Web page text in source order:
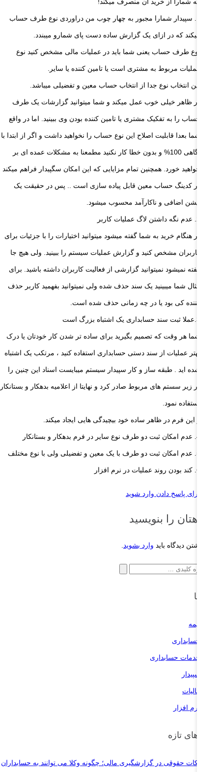
1. سپیدار شمارا مجبور به چهار چوب من دراوردی نوع طرف حساب
میکند که در ازای یک گزارش ساده دست پای شمارو میبندد.
نوع طرف حساب یعنی شما باید در عملیات مالی مشخص کنید نوع
عملیات مربوط به مشتری است یا تامین کننده یا سایر.
این انتخاب نوع جدا از انتخاب حساب معین و تفضیلی میباشد.
در ظاهر خیلی خوب عمل میکند و شما میتوانید گزارشات یک طرف
حساب را به تفکیک مشتری یا تامین کننده بودن وی ببینید. اما در واقع
شما بعدا قابلیت اصلاح این نوع حساب را نخواهید داشت و اگر از ابتدا با
آگاهی 100% و بدون خطا کار نکنید مطمعنا به مشکلات عمده ای بر
خواهید خورد. همچنین تمام مزایایی که این امکان سگپیدار فراهم میکند
در کدینگ حساب معین قابل پیاده سازی است .. پس در حقیقت یک
آپشن اضافی و ناکارآمد محسوب میشود.
در هنگام خرید به شما گفته میشود میتوانید اختیارات را با جزئیات برای
کاربران مشخص کنید و گزارش عملیات سیستم را ببینید. ولی هیچ جا
گفته نمیشود نمیتوانید گزارشی از فعالیت کاربران داشته باشید. برای
مثال شما میبینید یک سند حذف شده ولی نمیتوانید بفهمید کاربر حذف
کننده کی بود یا در چه زمانی حذف شده است.
شما هر وقت که تصمیم بگیرید برای ساده تر شدن کار خودتان یا درک
بهتر عملیات از سند دستی حسابداری استفاده کنید ، مرتکب یک اشتباه
شده اید . طبقه ساز و کار سپیدار سیستم میبایست اسناد این چنین را
در زیر سستم های مربوط صادر کرد و نهایتا از اعلامیه بدهکار و بستانکار
استفاده نمود.
و این فرم در ظاهر ساده خود بیچیدگی هایی ایجاد میکند.
برای پاسخ دادن وارد شوید
را بنویسید
نوشتن دیدگاه بایدوارد بشوید.
بیمه
حسابداری
خدمات حسابداری
سپیدار
مالیات
نرم افزار
تازه
نکات حقوقی در گزارشگیری مالی؛ چگونه وکلا می توانند به حسابداران